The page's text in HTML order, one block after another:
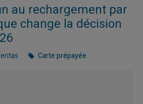
au rechargement par
change la décision
Carte prépayée